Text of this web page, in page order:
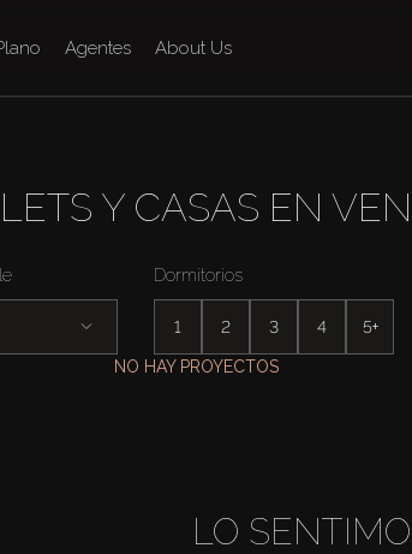
Agentes About Us
Y CASAS EN
Dormitorios
1 2 3 4 5+
NO HAY PROYECTOS
LO